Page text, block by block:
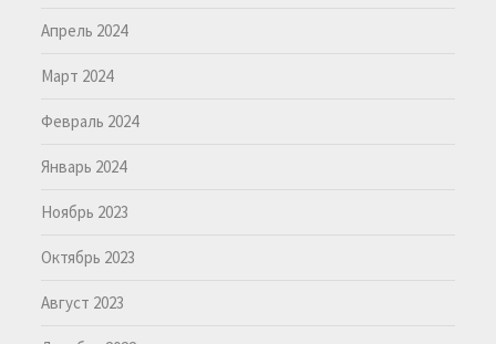
Апрель 2024
Март 2024
Февраль 2024
Январь 2024
Ноябрь 2023
Октябрь 2023
Август 2023